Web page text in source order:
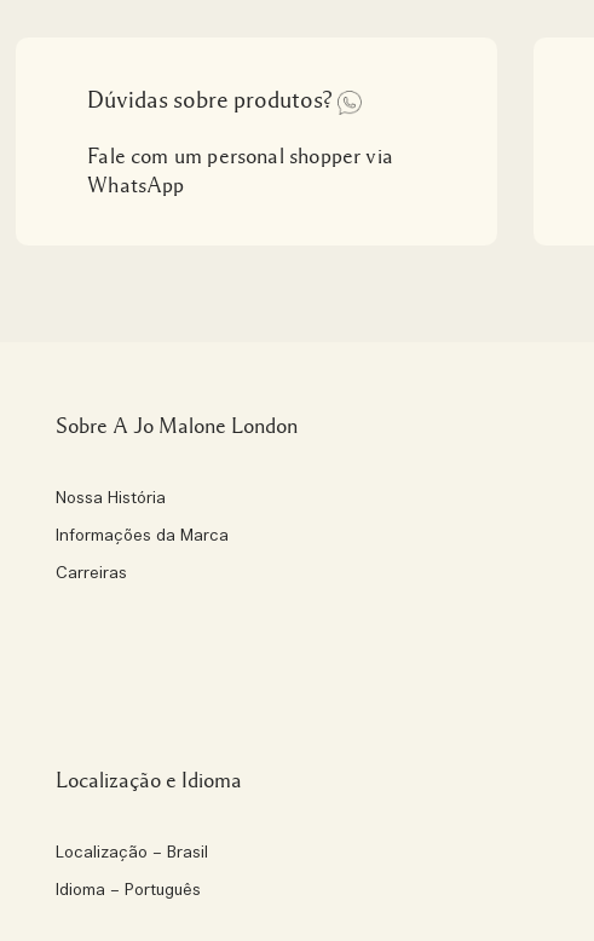
Dúvidas sobre produtos?
Fale com um personal shopper via
WhatsApp
Sobre A Jo Malone London
Nossa História
Informações da Marca
Carreiras
Localização e Idioma
Localização – Brasil
Idioma – Português